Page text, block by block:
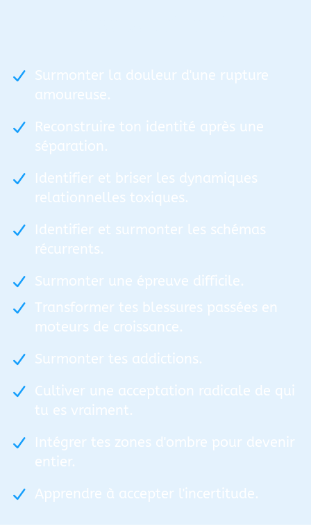
Surmonter la douleur d'une rupture
amoureuse.
Reconstruire ton identité après une
séparation.
Identifier et briser les dynamiques
relationnelles toxiques.
Identifier et surmonter les schémas
récurrents.
Surmonter une épreuve difficile.
Transformer tes blessures passées en
moteurs de croissance.
Surmonter tes addictions.
Cultiver une acceptation radicale de qui
tu es vraiment.
Intégrer tes zones d'ombre pour devenir
entier.
Apprendre à accepter l'incertitude.